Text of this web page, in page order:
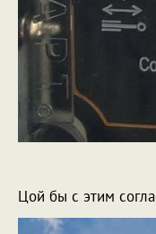
Цой бы с этим